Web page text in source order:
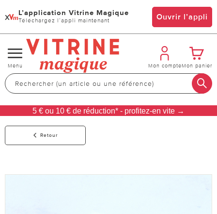
x L’application Vitrine Magique
Téléchargez l’appli maintenant Ouvrir l’appli
Changer
de
navigation
Menu Mon compteMon panier
5 € ou 10 € de réduction* - profitez-en vite →
Retour